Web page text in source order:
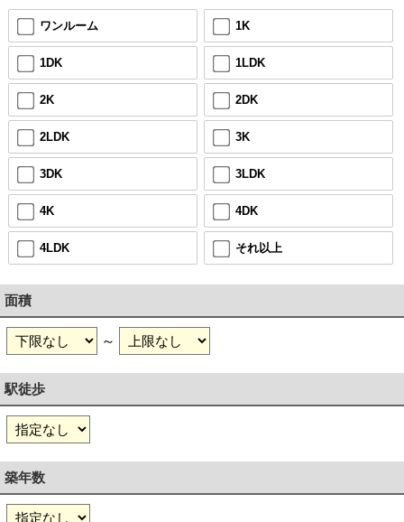
ワンルーム 1K
1DK 1LDK
2K 2DK
2LDK 3K
3DK 3LDK
4K 4DK
4LDK それ以上
面積
～
駅徒歩
築年数